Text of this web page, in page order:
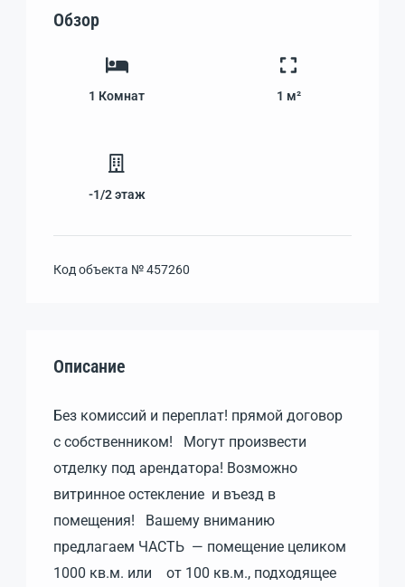
Обзор
1 Комнат 1 м²
-1/2 этаж
Код объекта №457260
Описание
Без комиссий и переплат! прямой договор
с собственником! Могут произвести
отделку под арендатора! Возможно
витринное остекление и въезд в
помещения! Вашему вниманию
предлагаем ЧАСТЬ — помещение целиком
1000 кв.м. или от 100 кв.м., подходящее